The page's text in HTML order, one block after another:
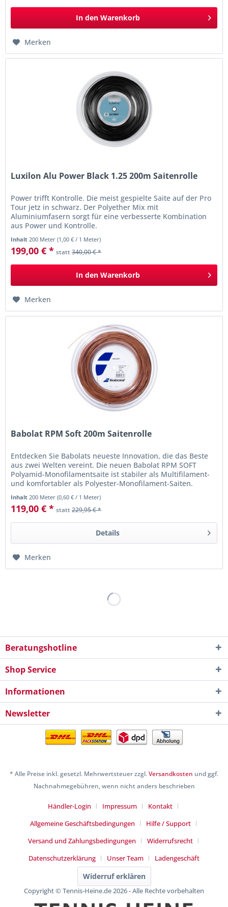
In den Warenkorb
Merken
Luxilon Alu Power Black 1.25 200m Saitenrolle
Power trifft Kontrolle. Die meist gespielte Saite auf der Pro
Tour jetz in schwarz. Der Polyether Mix mit
Aluminiumfasern sorgt für eine verbesserte Kombination
aus Power und Kontrolle.
Inhalt200 Meter(1,00 € / 1 Meter)
199,00 € * statt340,00 € *
In den Warenkorb
Merken
Babolat RPM Soft 200m Saitenrolle
Entdecken Sie Babolats neueste Innovation, die das Beste
aus zwei Welten vereint. Die neuen Babolat RPM SOFT
Polyamid-Monofilamentsaite ist stabiler als Multifilament-
und komfortabler als Polyester-Monofilament-Saiten.
Inhalt200 Meter(0,60 € / 1 Meter)
119,00 € * statt229,95 € *
Details
Merken
Beratungshotline
Shop Service
Informationen
Newsletter
* Alle Preise inkl. gesetzl. Mehrwertsteuer zzgl.Versandkosten und ggf.
Nachnahmegebühren, wenn nicht anders beschrieben
Händler-Login Impressum
Kontakt
Allgemeine Geschäftsbedingungen
Hilfe / Support
Versand und Zahlungsbedingungen
Widerrufsrecht
Datenschutzerklärung
Unser Team Ladengeschäft
Widerruf erklären
Copyright © Tennis-Heine.de 2026 - Alle Rechte vorbehalten